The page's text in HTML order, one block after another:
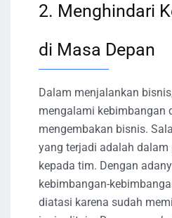
2. Menghindari
di Masa Depan
Dalam menjalankan
mengalami kebimbangan
mengembakan bisnis.
yang terjadi adalah
kepada tim. Dengan
kebimbangan-
diatasi karena sudah